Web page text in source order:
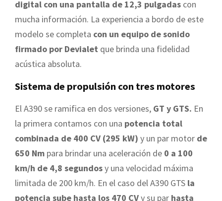
digital con una pantalla de 12,3 pulgadas con
mucha información. La experiencia a bordo de este
modelo se completa con un equipo de sonido
firmado por Devialet que brinda una fidelidad
acústica absoluta.
Sistema de propulsión con tres motores
El A390 se ramifica en dos versiones, GT y GTS. En
la primera contamos con una potencia total
combinada de 400 CV (295 kW) y un par motor de
650 Nm para brindar una aceleración de 0 a 100
km/h de 4,8 segundosy una velocidad máxima
limitada de 200 km/h. En el caso del A390 GTS la
potencia sube hasta los 470 CVy su par hasta